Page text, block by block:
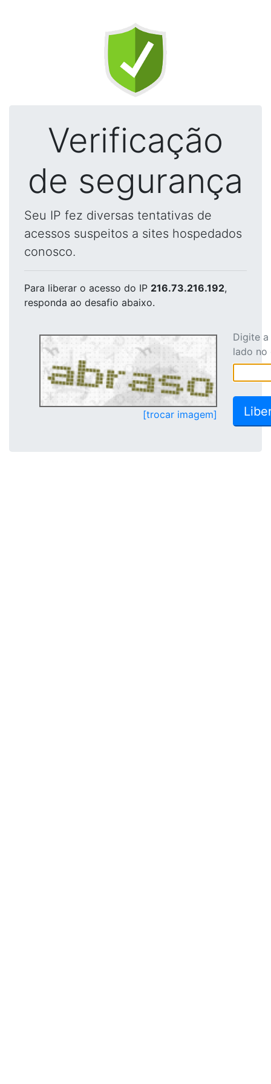
Verificação
de segurança
Seu IP fez diversas tentativas de
acessos suspeitos a sites hospedados
conosco.
Para liberar o acesso do IP 216.73.216.192,
responda ao desafio abaixo.
[trocar imagem]
Digite
lado no